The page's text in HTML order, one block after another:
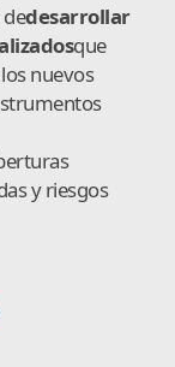
desarrollar
que
nuevos
y riesgos